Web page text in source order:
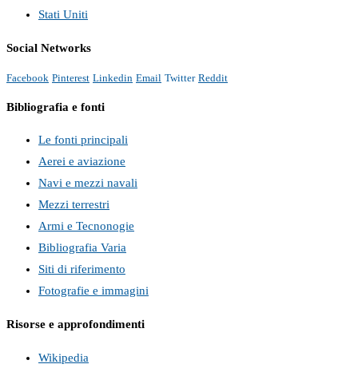
Stati Uniti
Social Networks
Facebook Pinterest Linkedin Email Twitter Reddit
Bibliografia e fonti
Le fonti principali
Aerei e aviazione
Navi e mezzi navali
Mezzi terrestri
Armi e Tecnonogie
Bibliografia Varia
Siti di riferimento
Fotografie e immagini
Risorse e approfondimenti
Wikipedia